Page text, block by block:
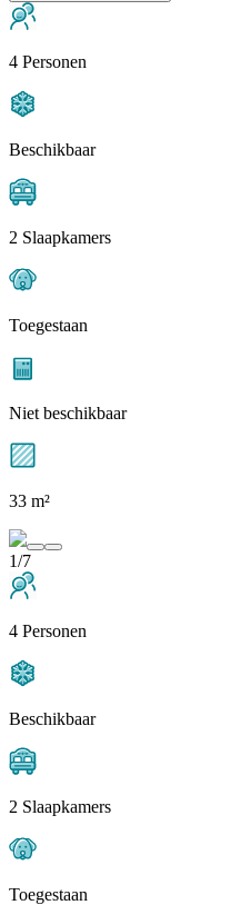
4 Personen
Beschikbaar
2 Slaapkamers
Toegestaan
Niet beschikbaar
33 m²
1/7
4 Personen
Beschikbaar
2 Slaapkamers
Toegestaan